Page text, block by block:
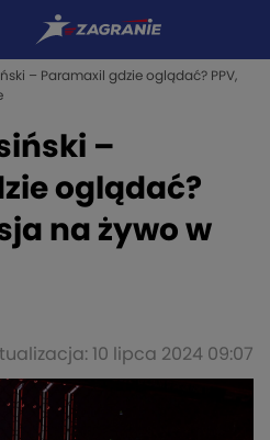
– Paramaxil gdzie oglądać? PPV,
–
oglądać?
na żywo w
10 lipca 2024 09:07